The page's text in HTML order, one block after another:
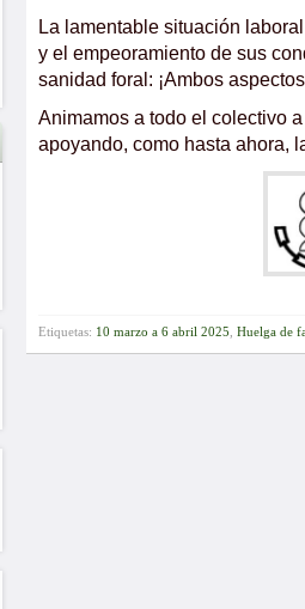
La lamentable situación
y el empeoramiento de sus
sanidad foral: ¡Ambos
Animamos a todo el colectivo
apoyando, como hasta ahora,
Etiquetas: 10 marzo a 6 abril 2025 Huelga de